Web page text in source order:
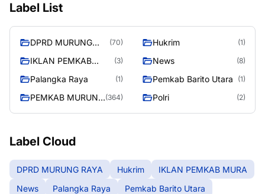
Label List
DPRD MURUNG
(70) Hukrim (1)
IKLAN PEMKAB
(3) News (8)
Palangka Raya (1) Pemkab Barito Utara (1)
PEMKAB MURUNG (364) Polri (2)
Label Cloud
DPRD MURUNG RAYA Hukrim
IKLAN PEMKAB MURA
News
Palangka Raya
Pemkab Barito Utara